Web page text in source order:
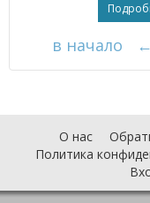
в начало ←
О нас
Политика